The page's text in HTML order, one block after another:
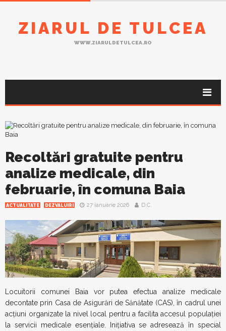
ZIARUL DE TULCEA
WWW.ZIARULDETULCEA.RO
Recoltări gratuite pentru
analize medicale, din
februarie, în comuna Baia
ACTUALITATE DEZVALUIRI 27 ianuarie 2026 D.C.
Locuitorii comunei Baia vor putea efectua analize medicale
decontate prin Casa de Asigurări de Sănătate (CAS), în cadrul unei
acțiuni organizate la nivel local pentru a facilita accesul populației
la servicii medicale esențiale. Inițiativa se adresează în special